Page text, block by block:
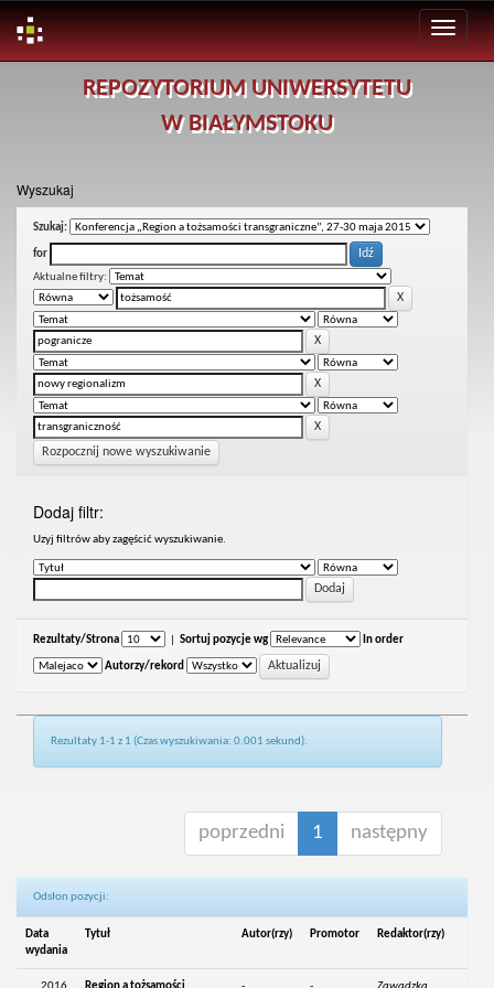
REPOZYTORIUM UNIWERSYTETU
W BIAŁYMSTOKU
Wyszukaj
Szukaj:
for
Aktualne filtry:
Rozpocznij nowe wyszukiwanie
Dodaj filtr:
Uzyj filtrów aby zagęścić wyszukiwanie.
Rezultaty/Strona Sortuj pozycje wg In order
Autorzy/rekord
Rezultaty 1-1 z 1 (Czas wyszukiwania: 0.001 sekund).
poprzedni 1 następny
Odsłon pozycji:
Data
wydania
Tytuł Autor(rzy) Promotor Redaktor(rzy)